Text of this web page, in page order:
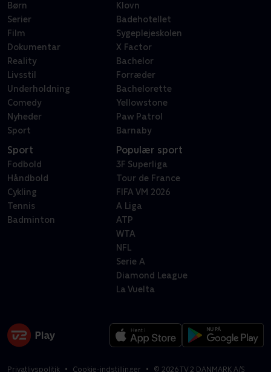
Børn
Serier
Film
Dokumentar
Reality
Livsstil
Underholdning
Comedy
Nyheder
Sport
Klovn
Badehotellet
Sygeplejeskolen
X Factor
Bachelor
Forræder
Bachelorette
Yellowstone
Paw Patrol
Barnaby
Sport
Fodbold
Håndbold
Cykling
Tennis
Badminton
Populær sport
3F Superliga
Tour de France
FIFA VM 2026
A Liga
ATP
WTA
NFL
Serie A
Diamond League
La Vuelta
Privatlivspolitik Cookie-indstillinger © 2026TV 2 DANMARK A/S